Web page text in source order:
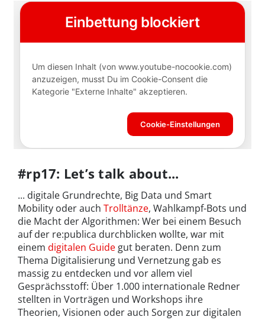
#rp17: Let’s talk about...
... digitale Grundrechte, Big Data und Smart
Mobility oder auch Trolltänze, Wahlkampf-Bots und
die Macht der Algorithmen: Wer bei einem Besuch
auf der re:publica durchblicken wollte, war mit
einem digitalen Guide gut beraten. Denn zum
Thema Digitalisierung und Vernetzung gab es
massig zu entdecken und vor allem viel
Gesprächsstoff: Über 1.000 internationale Redner
stellten in Vorträgen und Workshops ihre
Theorien, Visionen oder auch Sorgen zur digitalen